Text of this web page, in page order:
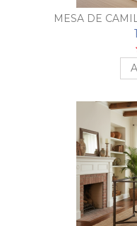
MESA DE